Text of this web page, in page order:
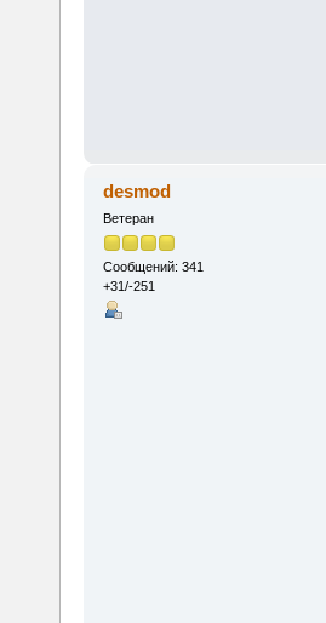
desmod
Ветеран
Сообщений: 341
+31/-251